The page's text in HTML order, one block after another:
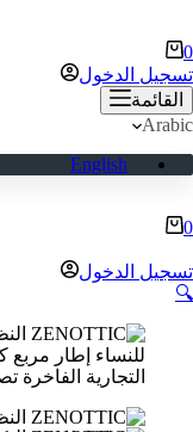
عربة
التسوق
0
تسجيل الدخول
القائمة
Arabic
English
عربة
0
تسجيل الدخول
🔍